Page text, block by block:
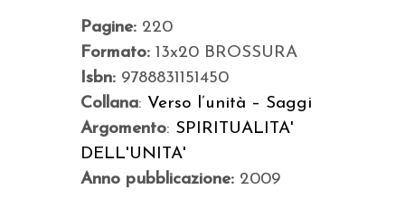
Pagine: 220
Formato: 13x20 BROSSURA
Isbn: 9788831151450
Collana: Verso l’unità – Saggi
Argomento: SPIRITUALITA'
DELL'UNITA'
Anno pubblicazione: 2009